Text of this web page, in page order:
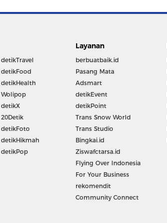
detikTravel
detikFood
detikHealth
Wolipop
detikX
20Detik
detikFoto
detikHikmah
detikPop
Layanan
berbuatbaik.id
Pasang Mata
Adsmart
detikEvent
detikPoint
Trans Snow World
Trans Studio
Bingkai.id
Ziswafctarsa.id
Flying Over Indonesia
For Your Business
rekomendit
Community Connect